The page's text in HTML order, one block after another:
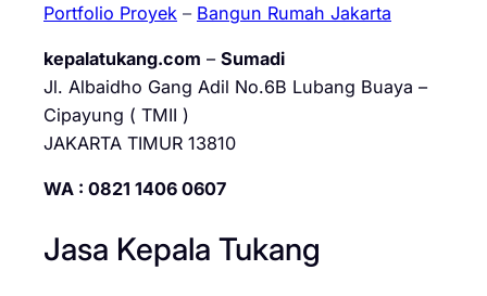
Portfolio Proyek – Bangun Rumah Jakarta
kepalatukang.com – Sumadi
Jl. Albaidho Gang Adil No.6B Lubang Buaya –
Cipayung ( TMII )
JAKARTA TIMUR 13810
WA : 0821 1406 0607
Jasa Kepala Tukang